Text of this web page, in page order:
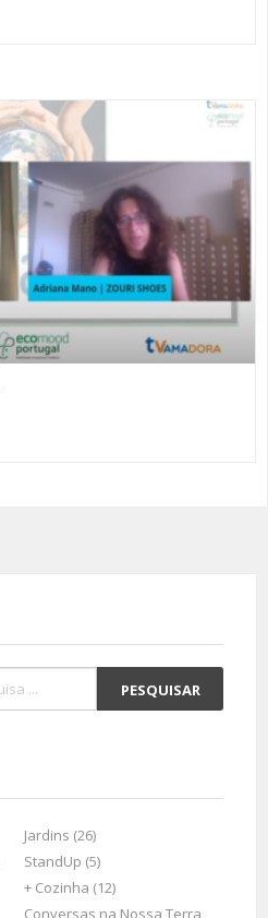
Jardins (26)
StandUp (5)
+ Cozinha (12)
Conversas na Nossa Terra